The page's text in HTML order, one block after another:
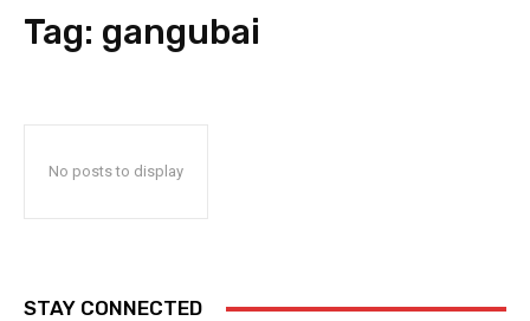
Tag: gangubai
No posts to display
STAY CONNECTED